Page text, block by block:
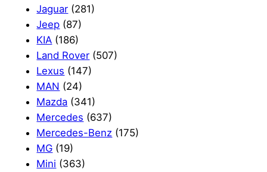
Jaguar (281)
Jeep (87)
KIA (186)
Land Rover (507)
Lexus (147)
MAN (24)
Mazda (341)
Mercedes (637)
Mercedes-Benz (175)
MG (19)
Mini (363)